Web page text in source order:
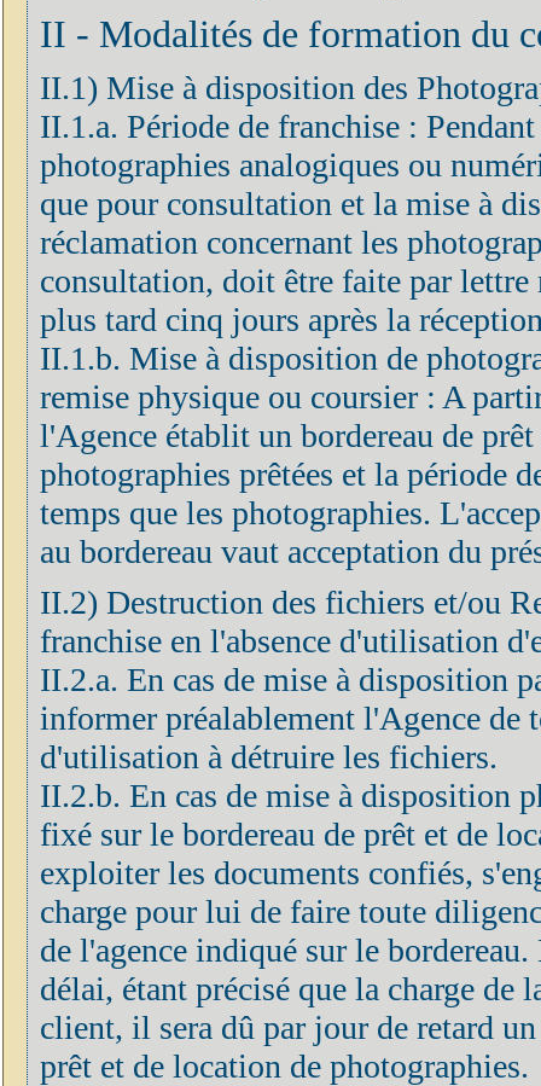
II - Modalités de formation du
II.1) Mise à disposition des
II.1.a. Période de franchise :
photographies analogiques ou
que pour consultation et la mise à
réclamation concernant les
consultation, doit être faite par lettre
plus tard cinq jours après la
II.1.b. Mise à disposition de
remise physique ou coursier : A
l'Agence établit un bordereau de
photographies prêtées et la période
temps que les photographies.
au bordereau vaut acceptation du
II.2) Destruction des fichiers et/ou
franchise en l'absence d'utilisation
II.2.a. En cas de mise à disposition
informer préalablement l'Agence de
d'utilisation à détruire les fichiers.
II.2.b. En cas de mise à disposition
fixé sur le bordereau de prêt et de
exploiter les documents confiés,
charge pour lui de faire toute
de l'agence indiqué sur le
délai, étant précisé que la charge de
client, il sera dû par jour de retard
prêt et de location de photographies.